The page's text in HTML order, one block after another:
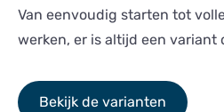
Van eenvoudig starten tot
werken, er is altijd een variant
Bekijk de varianten